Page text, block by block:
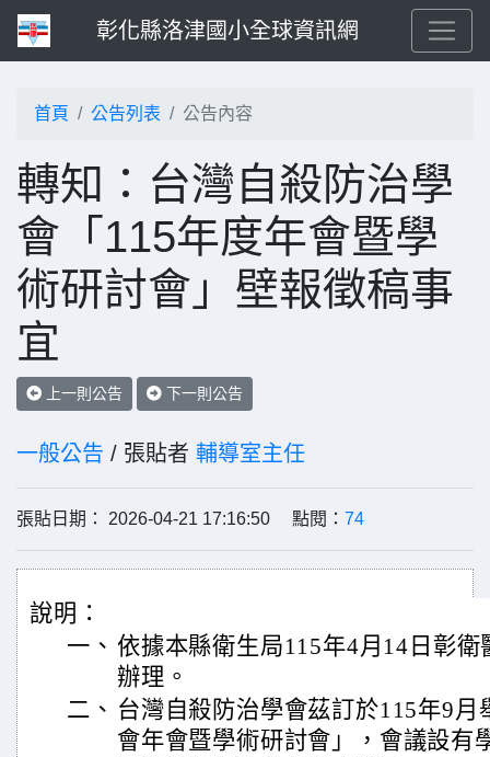
彰化縣洛津國小全球資訊網
首頁 公告列表 公告內容
轉知：台灣自殺防治學
會「115年度年會暨學
術研討會」壁報徵稿事
宜
上一則公告 下一則公告
一般公告 / 張貼者 輔導室主任
張貼日期： 2026-04-21 17:16:50 點閱： 74
說明：
一、 依據本縣衛生局115年4月14日彰衛
辦理。
二、 台灣自殺防治學會茲訂於115年9
會年會暨學術研討會」，會議設有